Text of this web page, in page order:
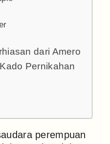
dari Amero
Pernikahan
perempuan